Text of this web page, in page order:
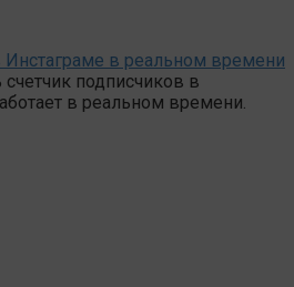
Инстаграме в реальном времени
подписчиков в
в реальном времени.